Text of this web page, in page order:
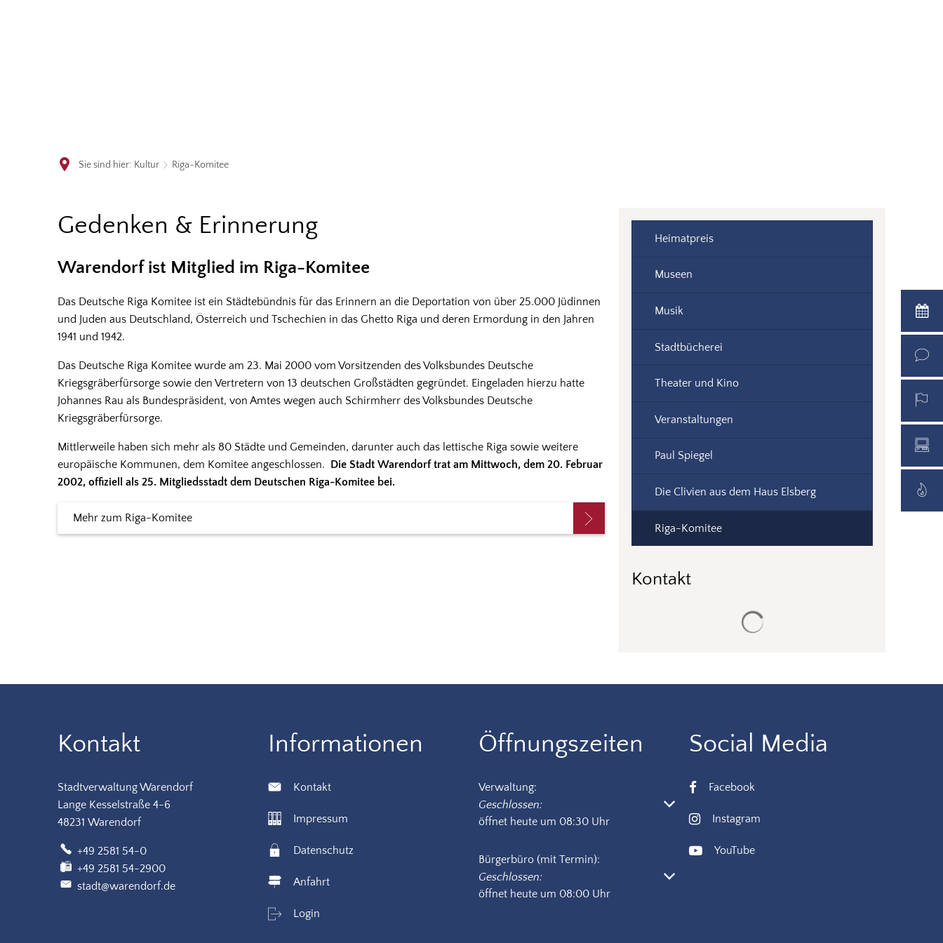
Sie sind hier: Kultur Riga-Komitee
Komitee
Gedenken & Erinnerung
Warendorf ist Mitglied im Riga-Komitee
Das Deutsche Riga Komitee ist ein Städtebündnis für das Erinnern an die Deportation von über 25.000 Jüdinnen
und Juden aus Deutschland, Österreich und Tschechien in das Ghetto Riga und deren Ermordung in den Jahren
1941 und 1942.
Das Deutsche Riga Komitee wurde am 23. Mai 2000 vom Vorsitzenden des Volksbundes Deutsche
Kriegsgräberfürsorge sowie den Vertretern von 13 deutschen Großstädten gegründet. Eingeladen hierzu hatte
Johannes Rau als Bundespräsident, von Amtes wegen auch Schirmherr des Volksbundes Deutsche
Kriegsgräberfürsorge.
Mittlerweile haben sich mehr als 80 Städte und Gemeinden, darunter auch das lettische Riga sowie weitere
europäische Kommunen, dem Komitee angeschlossen. Die Stadt Warendorf trat am Mittwoch, dem 20. Februar
2002, offiziell als 25. Mitgliedsstadt dem Deutschen Riga-Komitee bei.
Mehr zum Riga-Komitee
Heimatpreis
Museen
Musik
Stadtbücherei
Theater und Kino
Veranstaltungen
Paul Spiegel
Die Clivien aus dem Haus Elsberg
Riga-Komitee
Kontakt
Kontakt
Stadtverwaltung Warendorf
Lange Kesselstraße 4-6
48231 Warendorf
+49 2581 54-0
+49 2581 54-2900
stadt@warendorf.de
Informationen
Kontakt
Impressum
Datenschutz
Anfahrt
Login
Öffnungszeiten
Verwaltung:
Klicken, um weitere Öffnungs- oder Schließzeiten auszublenden
Geschlossen:
öffnet heute um 08:30 Uhr
Bürgerbüro (mit Termin):
Klicken, um weitere Öffnungs- oder Schließzeiten auszublenden
Geschlossen:
öffnet heute um 08:00 Uhr
Social Media
Facebook
Instagram
YouTube